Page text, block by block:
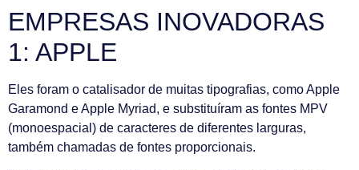
EMPRESAS INOVADORAS
1: APPLE
Eles foram o catalisador de muitas tipografias, como Apple
Garamond e Apple Myriad, e substituíram as fontes MPV
(monoespacial) de caracteres de diferentes larguras,
também chamadas de fontes proporcionais.